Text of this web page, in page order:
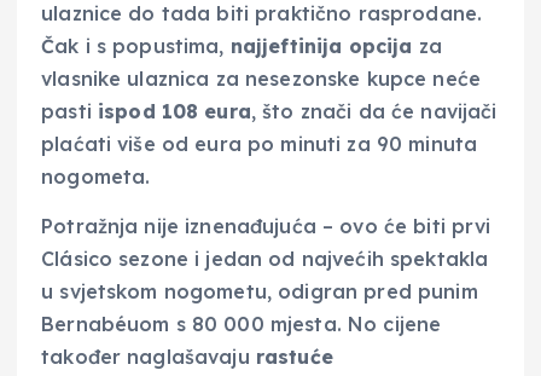
ulaznice do tada biti praktično rasprodane.
Čak i s popustima, najjeftinija opcija za
vlasnike ulaznica za nesezonske kupce neće
pasti ispod 108 eura, što znači da će navijači
plaćati više od eura po minuti za 90 minuta
nogometa.
Potražnja nije iznenađujuća – ovo će biti prvi
Clásico sezone i jedan od najvećih spektakla
u svjetskom nogometu, odigran pred punim
Bernabéuom s 80 000 mjesta. No cijene
također naglašavaju rastuće